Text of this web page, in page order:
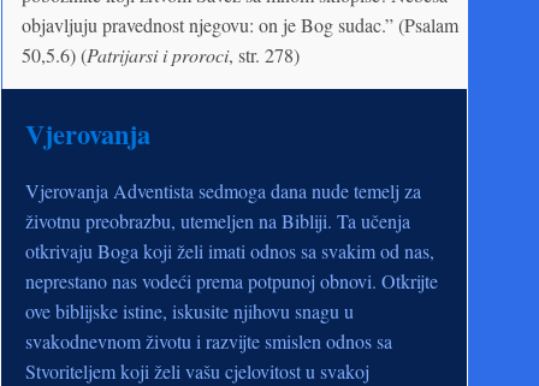
objavljuju pravednost njegovu: on je Bog sudac.” (Psalam
50,5.6) (Patrijarsi i proroci, str. 278)
Vjerovanja
Vjerovanja Adventista sedmoga dana nude temelj za
životnu preobrazbu, utemeljen na Bibliji. Ta učenja
otkrivaju Boga koji želi imati odnos sa svakim od nas,
neprestano nas vodeći prema potpunoj obnovi. Otkrijte
ove biblijske istine, iskusite njihovu snagu u
svakodnevnom životu i razvijte smislen odnos sa
Stvoriteljem koji želi vašu cjelovitost u svakoj